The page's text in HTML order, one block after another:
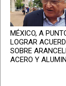
MÉXICO, A
LOGRAR
SOBRE
ACERO Y